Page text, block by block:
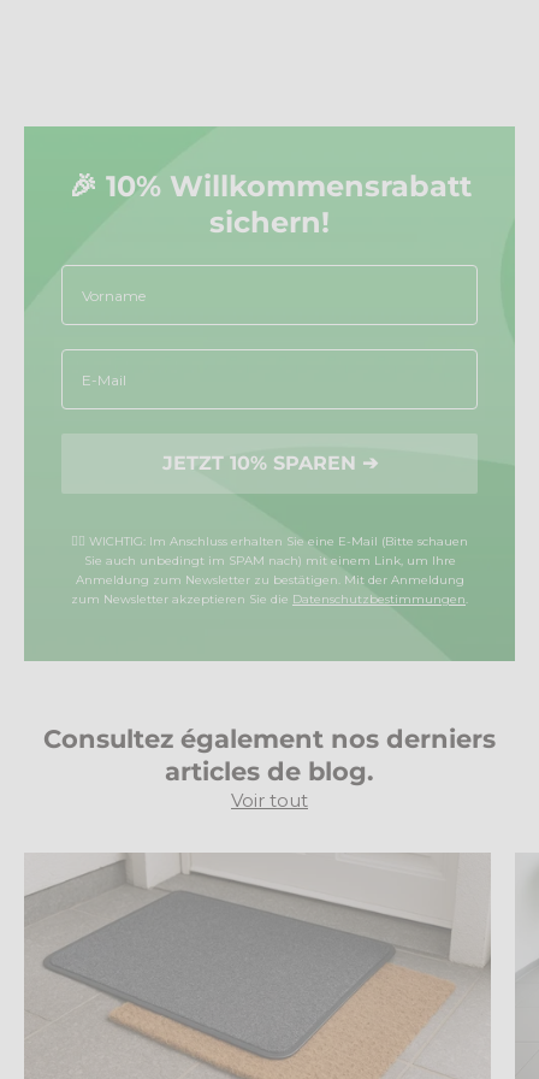
🎉 10% Willkommensrabatt
sichern!
Vorname
Email
JETZT 10% SPAREN ➔
☝🏼 WICHTIG: Im Anschluss erhalten Sie eine E-Mail (Bitte schauen
Sie auch unbedingt im SPAM nach) mit einem Link, um Ihre
Anmeldung zum Newsletter zu bestätigen. Mit der Anmeldung
zum Newsletter akzeptieren Sie die Datenschutzbestimmungen.
Consultez également nos derniers
articles de blog.
Voir tout